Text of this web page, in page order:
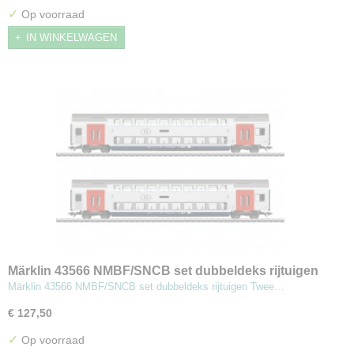
✓ Op voorraad
IN WINKELWAGEN
Märklin 43566 NMBF/SNCB set dubbeldeks rijtuigen
Märklin 43566 NMBF/SNCB set dubbeldeks rijtuigen Twee…
€ 127,50
✓ Op voorraad